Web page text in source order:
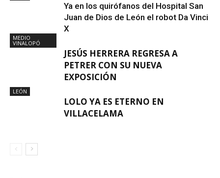
Ya en los quirófanos del Hospital San
Juan de Dios de León el robot Da Vinci
X
MEDIO
VINALOPÓ
JESÚS HERRERA REGRESA A
PETRER CON SU NUEVA
EXPOSICIÓN
LEÓN
LOLO YA ES ETERNO EN
VILLACELAMA